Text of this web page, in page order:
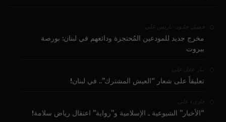
فضيل حمّود - باريس على
مخرج جديد للمودعين المُحتجزة ودائعهم في لبنان: بورصة
بيروت
بيار عقل على
تعليقاً على شعار “العيش المشترك”.. في لبنان!
قارىء على
“الأخبار” الشيوعية ـ الإسلامية و”رواية” اعتقال رياض سلامة!